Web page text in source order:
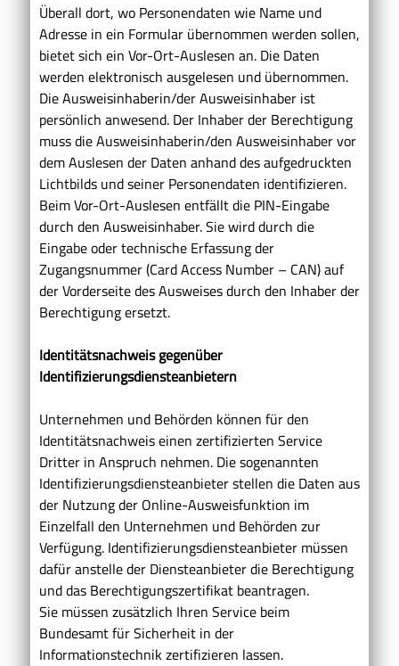
Überall dort, wo Personendaten wie Name und
Adresse in ein Formular übernommen werden sollen,
bietet sich ein Vor-Ort-Auslesen an. Die Daten
werden elektronisch ausgelesen und übernommen.
Die Ausweisinhaberin/der Ausweisinhaber ist
persönlich anwesend. Der Inhaber der Berechtigung
muss die Ausweisinhaberin/den Ausweisinhaber vor
dem Auslesen der Daten anhand des aufgedruckten
Lichtbilds und seiner Personendaten identifizieren.
Beim Vor-Ort-Auslesen entfällt die PIN-Eingabe
durch den Ausweisinhaber. Sie wird durch die
Eingabe oder technische Erfassung der
Zugangsnummer (Card Access Number – CAN) auf
der Vorderseite des Ausweises durch den Inhaber der
Berechtigung ersetzt.
Identitätsnachweis gegenüber
Identifizierungsdiensteanbietern
Unternehmen und Behörden können für den
Identitätsnachweis einen zertifizierten Service
Dritter in Anspruch nehmen. Die sogenannten
Identifizierungsdiensteanbieter stellen die Daten aus
der Nutzung der Online-Ausweisfunktion im
Einzelfall den Unternehmen und Behörden zur
Verfügung. Identifizierungsdiensteanbieter müssen
dafür anstelle der Diensteanbieter die Berechtigung
und das Berechtigungszertifikat beantragen.
Sie müssen zusätzlich Ihren Service beim
Bundesamt für Sicherheit in der
Informationstechnik zertifizieren lassen.